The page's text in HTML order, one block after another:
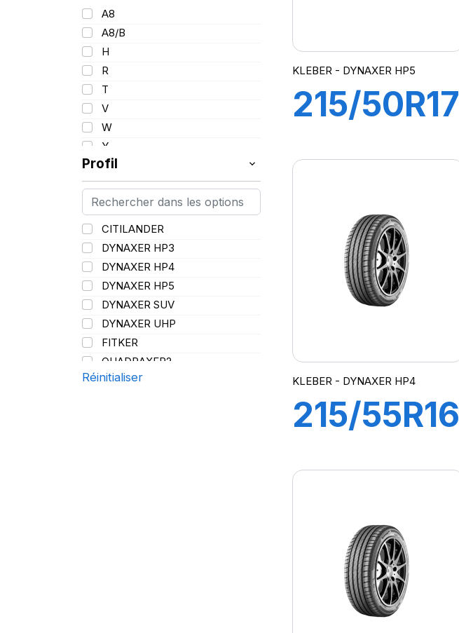
101
102/100
103
103/101
104/102
105
107/105
109
109/106
109/107
110/108
112A8/109B
114/111
115/113
116/113
116/114
127/127
144/141
A8
A8/B
H
R
T
V
W
Y
Profil
CITILANDER
DYNAXER HP3
DYNAXER HP4
DYNAXER HP5
DYNAXER SUV
DYNAXER UHP
FITKER
QUADRAXER2
SUP 8L
Réinitialiser
KLEBER - DYNAXER HP5
215/50R17
HP5
KLEBER - DYNAXER HP4
215/55R16
HP4